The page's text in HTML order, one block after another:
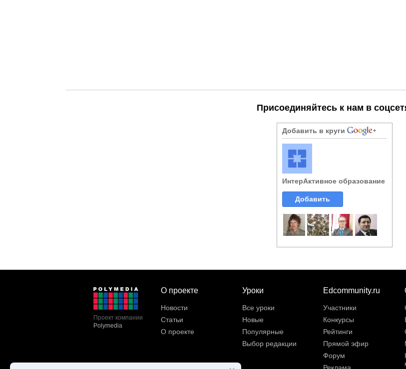
Присоединяйтесь к нам в
Добавить в круги
ИнтерАктивное образование
Добавить
Проект компании
Polymedia
О проекте
Новости
Статьи
О проекте
Уроки
Все уроки
Новые
Популярные
Выбор редакции
Edcommunity.ru
Участники
Конкурсы
Рейтинги
Прямой эфир
Форум
Реклама